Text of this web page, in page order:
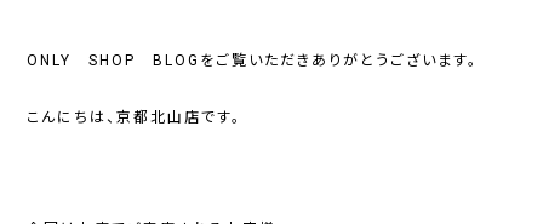
ONLY SHOP BLOGをご覧いただきありがとうございます。
こんにちは、京都北山店です。